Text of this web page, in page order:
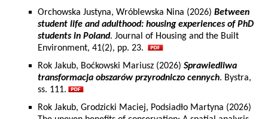
Orchowska Justyna, Wróblewska Nina (2026) Between
student life and adulthood: housing experiences of PhD
students in Poland. Journal of Housing and the Built
Environment, 41(2), pp. 23.
Rok Jakub, Boćkowski Mariusz (2026) Sprawiedliwa
transformacja obszarów przyrodniczo cennych. Bystra,
ss. 111.
Rok Jakub, Grodzicki Maciej, Podsiadło Martyna (2026)